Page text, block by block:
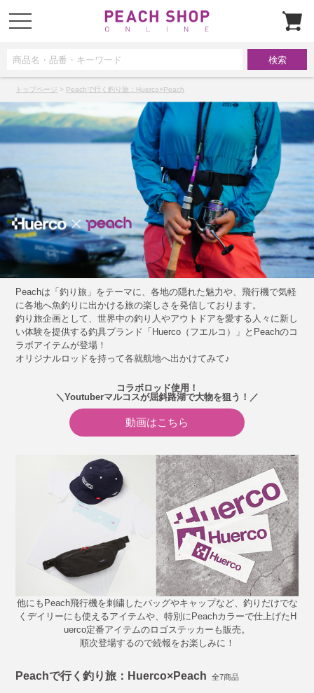
t
o
a
i
a
t
o
トップページ > Peachで行く釣り旅：Huerco×Peach
Peachは「釣り旅」をテーマに、各地の隠れた魅力や、飛行機で気軽
に各地へ魚釣りに出かける旅の楽しさを発信しております。
釣り旅企画として、世界中の釣り人やアウトドアを愛する人々に新し
い体験を提供する釣具ブランド「Huerco（フエルコ）」とPeachのコ
ラボアイテムが登場！
オリジナルロッドを持って各就航地へ出かけてみて♪
コラボロッド使用！
＼Youtuberマルコスが屈斜路湖で大物を狙う！／
動画はこちら
他にもPeach飛行機を刺繍したバッグやキャップなど、釣りだけでな
くデイリーにも使えるアイテムや、特別にPeachカラーで仕上げたH
uerco定番アイテムのロゴステッカーも販売。
順次登場するので続報をお楽しみに！
Peachで行く釣り旅：Huerco×Peach 全7商品